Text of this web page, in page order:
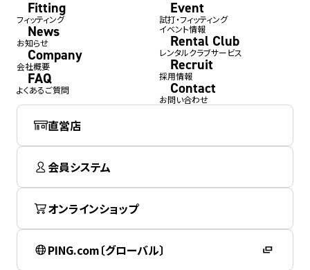
Fitting
フィッティング
News
お知らせ
Company
会社概要
FAQ
よくあるご質問
Event
試打・フィッティング
イベント情報
Rental Club
レンタルクラブサービス
Recruit
採用情報
Contact
お問い合わせ
直営店
会員システム
オンラインショップ
PING.com〔グローバル〕